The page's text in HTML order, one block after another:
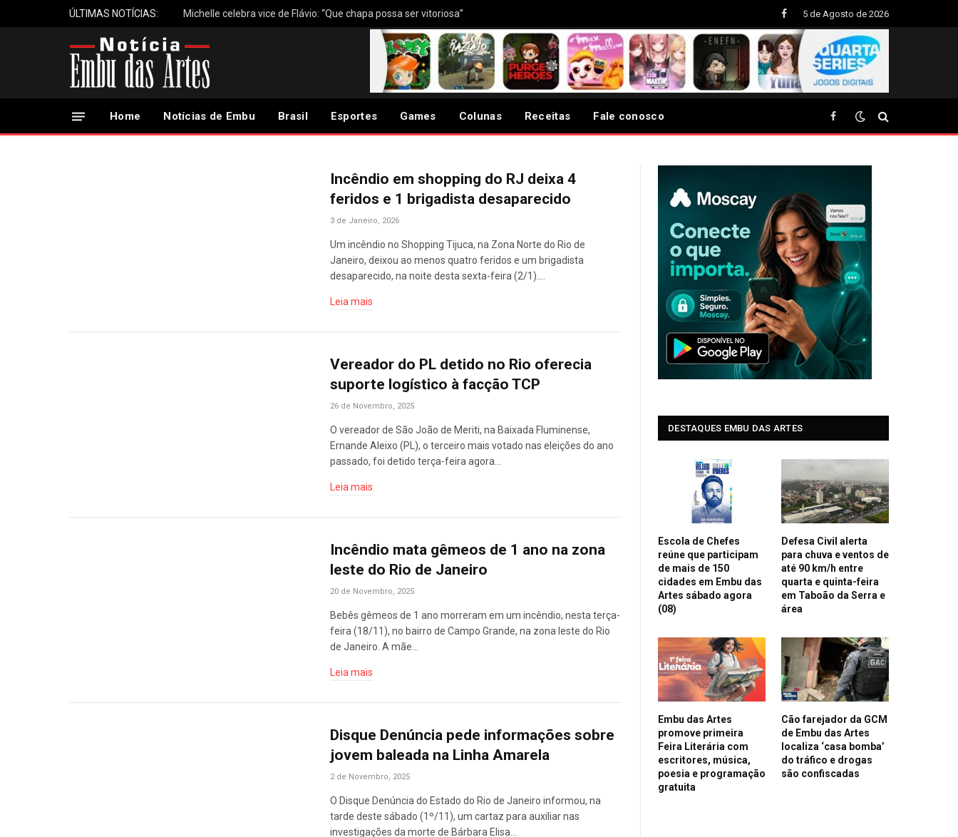
ÚLTIMAS NOTÍCIAS: Michelle celebra vice de Flávio: “Que chapa possa ser vitoriosa”
Facebook
5 de Agosto de 2026
Home Notícias de Embu Brasil Esportes Games Colunas Receitas Fale conosco Facebook
Incêndio em shopping do RJ deixa 4
feridos e 1 brigadista desaparecido
3 de Janeiro, 2026
Um incêndio no Shopping Tijuca, na Zona Norte do Rio de
Janeiro, deixou ao menos quatro feridos e um brigadista
desaparecido, na noite desta sexta-feira (2/1).…
Leia mais
Vereador do PL detido no Rio oferecia
suporte logístico à facção TCP
26 de Novembro, 2025
O vereador de São João de Meriti, na Baixada Fluminense,
Ernande Aleixo (PL), o terceiro mais votado nas eleições do ano
passado, foi detido terça-feira agora…
Leia mais
Incêndio mata gêmeos de 1 ano na zona
leste do Rio de Janeiro
20 de Novembro, 2025
Bebês gêmeos de 1 ano morreram em um incêndio, nesta terça-
feira (18/11), no bairro de Campo Grande, na zona leste do Rio
de Janeiro. A mãe…
Leia mais
Disque Denúncia pede informações sobre
jovem baleada na Linha Amarela
2 de Novembro, 2025
O Disque Denúncia do Estado do Rio de Janeiro informou, na
tarde deste sábado (1º/11), um cartaz para auxiliar nas
investigações da morte de Bárbara Elisa…
DESTAQUES EMBU DAS ARTES
Escola de Chefes
reúne que participam
de mais de 150
cidades em Embu das
Artes sábado agora
(08)
Defesa Civil alerta
para chuva e ventos de
até 90 km/h entre
quarta e quinta-feira
em Taboão da Serra e
área
Embu das Artes
promove primeira
Feira Literária com
escritores, música,
poesia e programação
gratuita
Cão farejador da GCM
de Embu das Artes
localiza ‘casa bomba’
do tráfico e drogas
são confiscadas